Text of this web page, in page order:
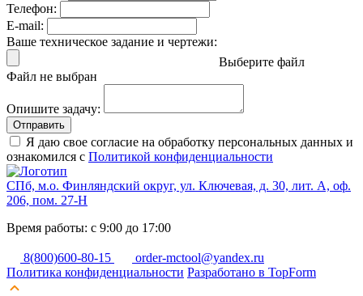
Телефон:
E-mail:
Ваше техническое задание и чертежи:
Выберите файл
Файл не выбран
Опишите задачу:
Отправить
Я даю свое согласие на обработку персональных данных и
ознакомился с Политикой конфиденциальности
СПб, м.о. Финляндский округ, ул. Ключевая, д. 30, лит. А, оф.
206, пом. 27-Н
Время работы: с 9:00 до 17:00
8(800)600-80-15
order-mctool@yandex.ru
Политика конфиденциальности Разработано в TopForm